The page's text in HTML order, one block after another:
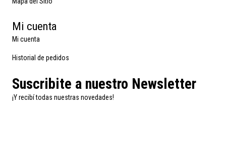
Mi cuenta
Mi cuenta
Historial de pedidos
Suscribite a nuestro Newsletter
¡Y recibí todas nuestras novedades!